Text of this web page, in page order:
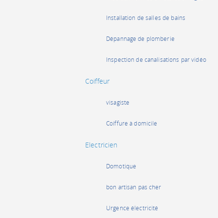
Installation de salles de bains
Dépannage de plomberie
Inspection de canalisations par vidéo
Coiffeur
visagiste
Coiffure à domicile
Electricien
Domotique
bon artisan pas cher
Urgence électricité